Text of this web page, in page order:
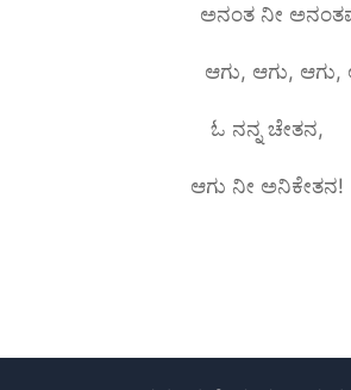
ಅನಂತ ನೀ
ಆಗು, ಆಗು, ಆಗು,
ಓ ನನ್ನ ಚೇತನ,
ಆಗು ನೀ ಅನಿಕೇತನ!